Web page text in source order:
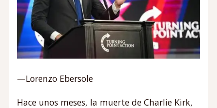
—Lorenzo Ebersole
Hace unos meses, la muerte de Charlie Kirk,